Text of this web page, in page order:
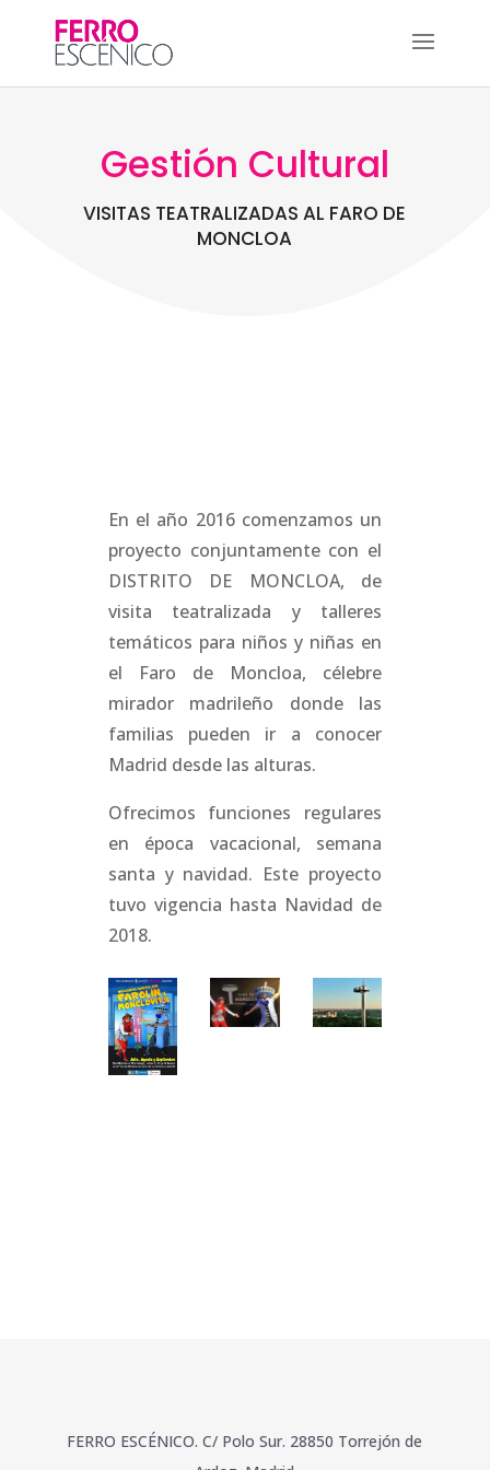
Gestión Cultural
VISITAS TEATRALIZADAS AL FARO DE
MONCLOA
En el año 2016 comenzamos un
proyecto conjuntamente con el
DISTRITO DE MONCLOA, de
visita teatralizada y talleres
temáticos para niños y niñas en
el Faro de Moncloa, célebre
mirador madrileño donde las
familias pueden ir a conocer
Madrid desde las alturas.
Ofrecimos funciones regulares
en época vacacional, semana
santa y navidad. Este proyecto
tuvo vigencia hasta Navidad de
2018.
Faro
Moncloa.
Cartel
Faro
Moncloa
Faro
Moncloa
FERRO ESCÉNICO. C/ Polo Sur. 28850 Torrejón de